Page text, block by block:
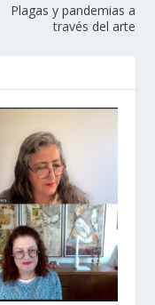
Plagas y pandemias a
través del arte